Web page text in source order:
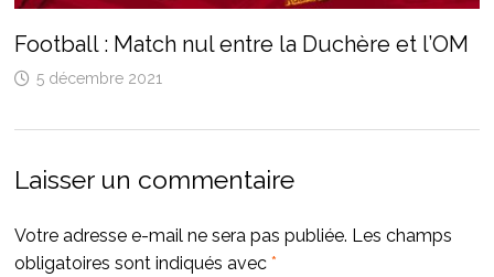
Football : Match nul entre la Duchère et l’OM
5 décembre 2021
Laisser un commentaire
Votre adresse e-mail ne sera pas publiée. Les champs
obligatoires sont indiqués avec *